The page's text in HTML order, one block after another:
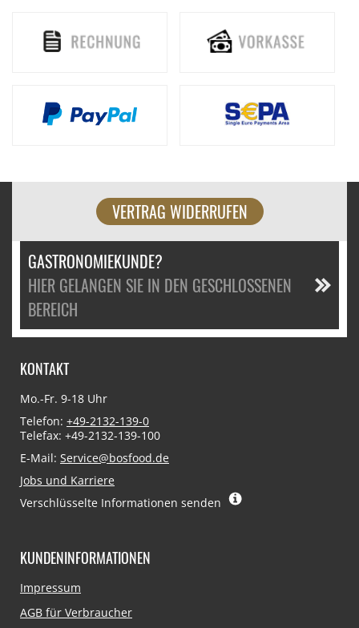
VERTRAG WIDERRUFEN
GASTRONOMIEKUNDE?
HIER GELANGEN SIE IN DEN GESCHLOSSENEN
BEREICH
KONTAKT
Mo.-Fr. 9-18 Uhr
Telefon: +49-2132-139-0
Telefax: +49-2132-139-100
E-Mail: Service@bosfood.de
Jobs und Karriere
Verschlüsselte Informationen senden
KUNDENINFORMATIONEN
Navigation
Impressum
AGB für Verbraucher